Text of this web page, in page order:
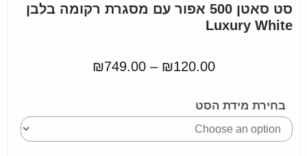
סט סאטן 500 אפור עם מסגרת רקומה בלבן
Luxury White
₪120.00
–
₪749.00
בחירת מידת הסט